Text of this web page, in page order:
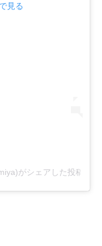
見る
がシェアした投稿